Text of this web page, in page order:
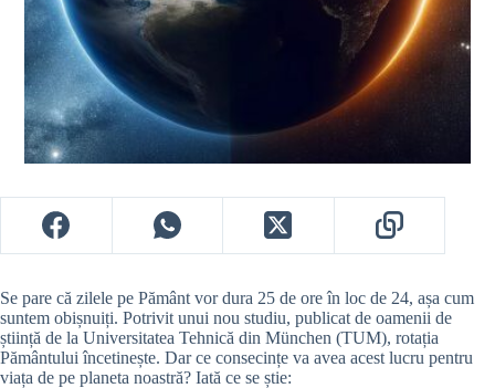
Se pare că zilele pe Pământ vor dura 25 de ore în loc de 24, așa cum
suntem obișnuiți. Potrivit unui nou studiu, publicat de oamenii de
știință de la Universitatea Tehnică din München (TUM), rotația
Pământului încetinește. Dar ce consecințe va avea acest lucru pentru
viața de pe planeta noastră? Iată ce se știe: